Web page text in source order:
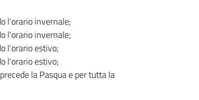
l'orario invernale;
l'orario invernale;
l'orario estivo;
l'orario estivo;
la Pasqua e per tutta la